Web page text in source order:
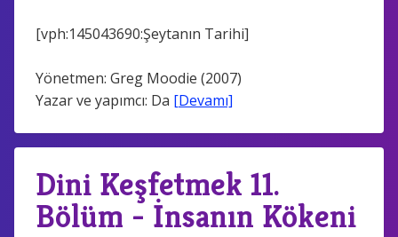
[vph:145043690:Şeytanın Tarihi]
Yönetmen: Greg Moodie (2007)
Yazar ve yapımcı: Da [Devamı]
Dini Keşfetmek 11.
Bölüm - İnsanın Kökeni